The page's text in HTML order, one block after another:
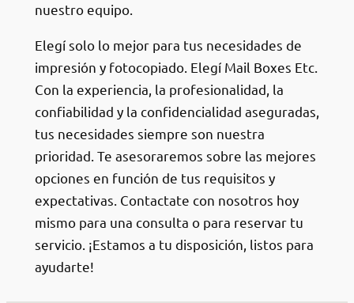
nuestro equipo.
Elegí solo lo mejor para tus necesidades de
impresión y fotocopiado. Elegí Mail Boxes Etc.
Con la experiencia, la profesionalidad, la
confiabilidad y la confidencialidad aseguradas,
tus necesidades siempre son nuestra
prioridad. Te asesoraremos sobre las mejores
opciones en función de tus requisitos y
expectativas. Contactate con nosotros hoy
mismo para una consulta o para reservar tu
servicio. ¡Estamos a tu disposición, listos para
ayudarte!